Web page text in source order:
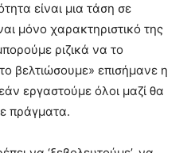
είναι μια τάση σε
μόνο χαρακτηριστικό της
ριζικά να το
βελτιώσουμε» επισήμανε η
εργαστούμε όλοι μαζί θα
πράγματα.